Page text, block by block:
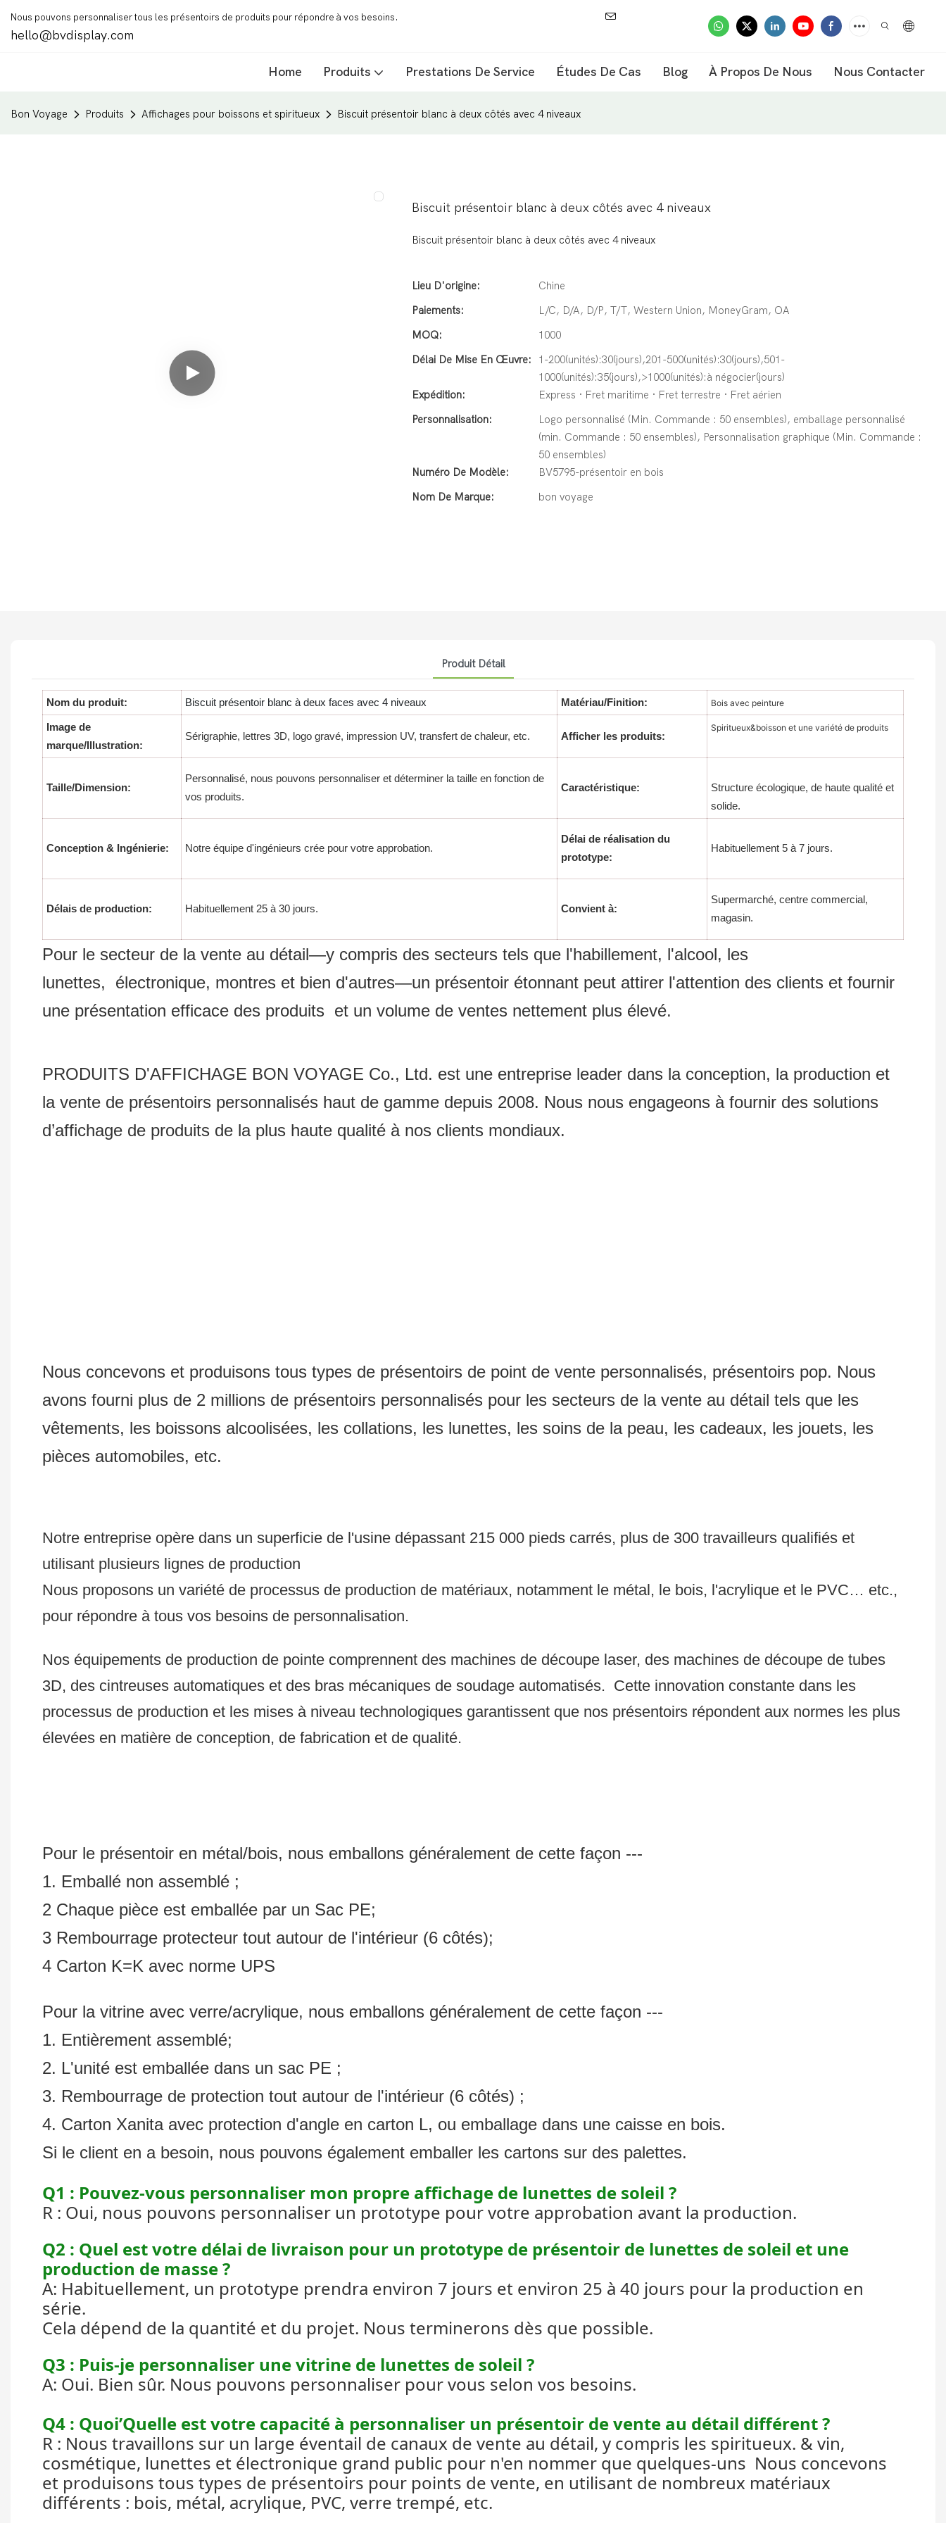
Nous pouvons personnaliser tous les présentoirs de produits pour répondre à vos besoins.
hello@bvdisplay.com
Home Produits Prestations De Service Études De Cas Blog À Propos De Nous Nous Contacter
Bon Voyage Produits Affichages pour boissons et spiritueux Biscuit présentoir blanc à deux côtés avec 4 niveaux
Biscuit présentoir blanc à deux côtés avec 4 niveaux
Biscuit présentoir blanc à deux côtés avec 4 niveaux
Lieu D'origine:
Chine
Paiements:
L/C, D/A, D/P, T/T, Western Union, MoneyGram, OA
MOQ:
1000
Délai De Mise En Œuvre:
1-200(unités):30(jours),201-500(unités):30(jours),501-
1000(unités):35(jours),>1000(unités):à négocier(jours)
Expédition:
Express · Fret maritime · Fret terrestre · Fret aérien
Personnalisation:
Logo personnalisé (Min. Commande : 50 ensembles), emballage personnalisé
(min. Commande : 50 ensembles), Personnalisation graphique (Min. Commande :
50 ensembles)
Numéro De Modèle:
BV5795-présentoir en bois
Nom De Marque:
bon voyage
Produit Détail
Nom du produit: Biscuit présentoir blanc à deux faces avec 4 niveaux Matériau/Finition: Bois avec peinture
Image de
marque/Illustration:
Sérigraphie, lettres 3D, logo gravé, impression UV, transfert de chaleur, etc. Afficher les produits:
Spiritueux&boisson et une variété de produits
Taille/Dimension:
Personnalisé, nous pouvons personnaliser et déterminer la taille en fonction de
vos produits.
Caractéristique:
Structure écologique, de haute qualité et
solide.
Conception & Ingénierie: Notre équipe d'ingénieurs crée pour votre approbation.
Délai de réalisation du
prototype:
Habituellement 5 à 7 jours.
Délais de production: Habituellement 25 à 30 jours. Convient à:
Supermarché, centre commercial,
magasin.
Pour le secteur de la vente au détail—y compris des secteurs tels que l'habillement, l'alcool, les
lunettes, électronique, montres et bien d'autres—un présentoir étonnant peut attirer l'attention des clients et fournir
une présentation efficace des produits et un volume de ventes nettement plus élevé.
PRODUITS D'AFFICHAGE BON VOYAGE Co., Ltd. est une entreprise leader dans la conception, la production et
la vente de présentoirs personnalisés haut de gamme depuis 2008. Nous nous engageons à fournir des solutions
d’affichage de produits de la plus haute qualité à nos clients mondiaux.
Nous concevons et produisons tous types de présentoirs de point de vente personnalisés, présentoirs pop. Nous
avons fourni plus de 2 millions de présentoirs personnalisés pour les secteurs de la vente au détail tels que les
vêtements, les boissons alcoolisées, les collations, les lunettes, les soins de la peau, les cadeaux, les jouets, les
pièces automobiles, etc.
Notre entreprise opère dans un superficie de l'usine dépassant 215 000 pieds carrés, plus de 300 travailleurs qualifiés et
utilisant plusieurs lignes de production
Nous proposons un variété de processus de production de matériaux, notamment le métal, le bois, l'acrylique et le PVC… etc.,
pour répondre à tous vos besoins de personnalisation.
Nos équipements de production de pointe comprennent des machines de découpe laser, des machines de découpe de tubes
3D, des cintreuses automatiques et des bras mécaniques de soudage automatisés. Cette innovation constante dans les
processus de production et les mises à niveau technologiques garantissent que nos présentoirs répondent aux normes les plus
élevées en matière de conception, de fabrication et de qualité.
Pour le présentoir en métal/bois, nous emballons généralement de cette façon ---
1. Emballé non assemblé ;
2 Chaque pièce est emballée par un Sac PE;
3 Rembourrage protecteur tout autour de l'intérieur (6 côtés);
4 Carton K=K avec norme UPS
Pour la vitrine avec verre/acrylique, nous emballons généralement de cette façon ---
1. Entièrement assemblé;
2. L'unité est emballée dans un sac PE ;
3. Rembourrage de protection tout autour de l'intérieur (6 côtés) ;
4. Carton Xanita avec protection d'angle en carton L, ou emballage dans une caisse en bois.
Si le client en a besoin, nous pouvons également emballer les cartons sur des palettes.
Q1 : Pouvez-vous personnaliser mon propre affichage de lunettes de soleil ?
R : Oui, nous pouvons personnaliser un prototype pour votre approbation avant la production.
Q2 : Quel est votre délai de livraison pour un prototype de présentoir de lunettes de soleil et une
production de masse ?
A: Habituellement, un prototype prendra environ 7 jours et environ 25 à 40 jours pour la production en
série.
Cela dépend de la quantité et du projet. Nous terminerons dès que possible.
Q3 : Puis-je personnaliser une vitrine de lunettes de soleil ?
A: Oui. Bien sûr. Nous pouvons personnaliser pour vous selon vos besoins.
Q4 : Quoi’Quelle est votre capacité à personnaliser un présentoir de vente au détail différent ?
R : Nous travaillons sur un large éventail de canaux de vente au détail, y compris les spiritueux. & vin,
cosmétique, lunettes et électronique grand public pour n'en nommer que quelques-uns Nous concevons
et produisons tous types de présentoirs pour points de vente, en utilisant de nombreux matériaux
différents : bois, métal, acrylique, PVC, verre trempé, etc.